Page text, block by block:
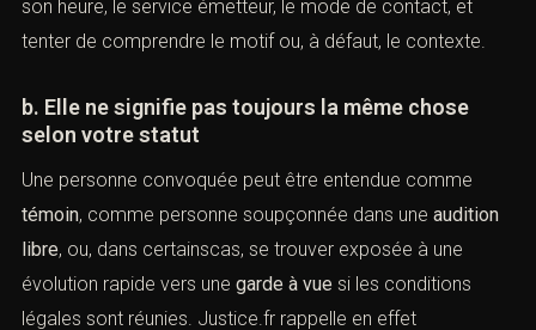
son heure, le service émetteur, le mode de contact, et
b. Elle ne signifie pas toujours la même chose
selon votre statut
Une personne convoquée peut être entendue comme
témoin, comme personne soupçonnée dans une
audition libre, ou, dans certainscas, se trouver exposée
à une évolution rapide vers unegarde à vuesi les